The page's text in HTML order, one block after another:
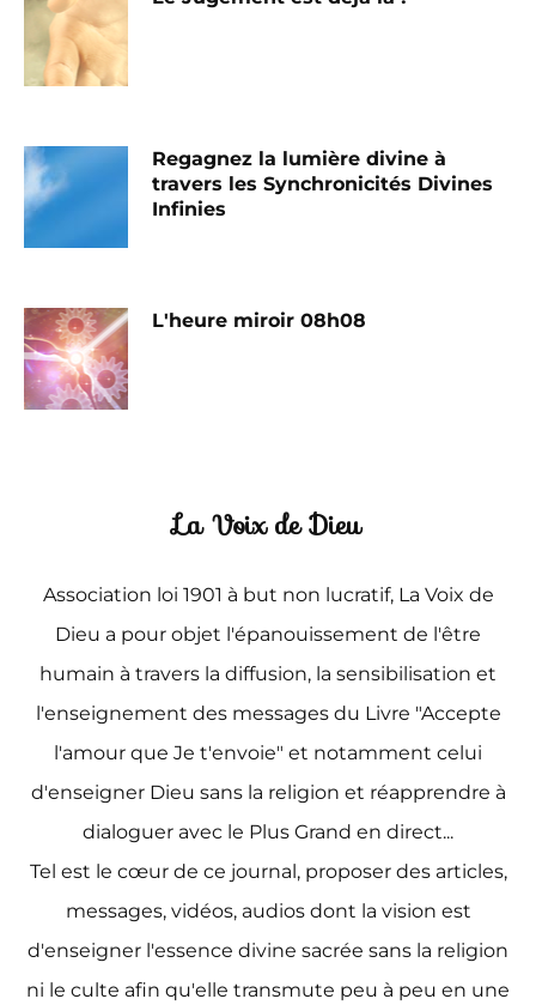
Regagnez la lumière divine à
travers les Synchronicités Divines
Infinies
L'heure miroir 08h08
La Voix de Dieu
Association loi 1901 à but non lucratif, La Voix de
Dieu a pour objet l'épanouissement de l'être
humain à travers la diffusion, la sensibilisation et
l'enseignement des messages du Livre "Accepte
l'amour que Je t'envoie" et notamment celui
d'enseigner Dieu sans la religion et réapprendre à
dialoguer avec le Plus Grand en direct...
Tel est le cœur de ce journal, proposer des articles,
messages, vidéos, audios dont la vision est
d'enseigner l'essence divine sacrée sans la religion
ni le culte afin qu'elle transmute peu à peu en une